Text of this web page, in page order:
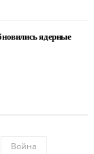
ядерные
Война